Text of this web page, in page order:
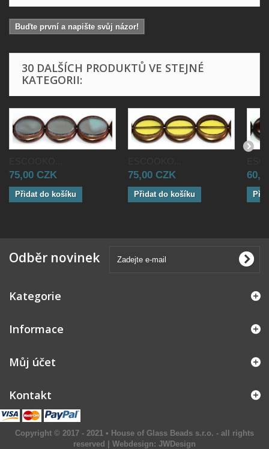
Buďte první a napište svůj názor!
30 DALŠÍCH PRODUKTŮ VE STEJNÉ
KATEGORII:
75,00 CZK
Přidat do košíku
75,00 CZK
Přidat do košíku
Odběr novinek
Kategorie
Informace
Můj účet
Kontakt
Copyright © 2017 - 2021 • House of Glass Beads s.r.o. - all rights
reserved | Webdesign: JWDesign